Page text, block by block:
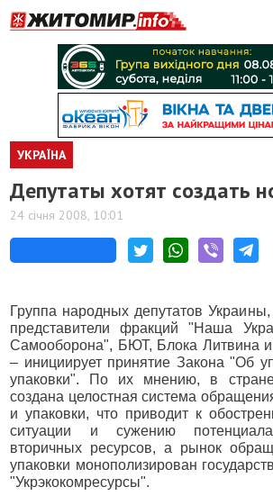
УКРАЇНА
Депутаты хотят создать
24 січня 2008, 10:01
Группа народных депутатов
представители фракций "Наша
Самооборона", БЮТ, Блока Литвина и
– инициирует принятие Закона "Об
упаковки". По их мнению, в
создана целостная система
и упаковки, что приводит к
ситуации и сужению потенциала
вторичных ресурсов, а рынок
упаковки монополизирован
"Укрэкокомресурсы".